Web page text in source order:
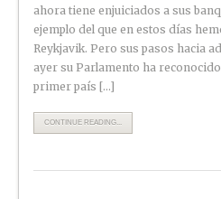
ahora tiene enjuiciados a sus
ejemplo del que en estos días
Reykjavik. Pero sus pasos hacia
ayer su Parlamento ha
primer país […]
CONTINUE READING...